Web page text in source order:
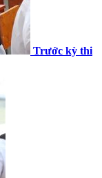
Trước kỳ thi